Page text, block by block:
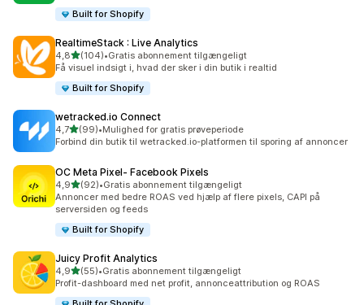
Built for Shopify
RealtimeStack : Live Analytics
4,8ud af 5 stjerner
(104)
104 anmeldelser i alt
•Gratis abonnement tilgængeligt
Få visuel indsigt i, hvad der sker i din butik i realtid
Built for Shopify
wetracked.io Connect
4,7ud af 5 stjerner
(99)
99 anmeldelser i alt
•Mulighed for gratis prøveperiode
Forbind din butik til wetracked.io-platformen til sporing af annoncer
OC Meta Pixel‑ Facebook Pixels
4,9ud af 5 stjerner
(92)
92 anmeldelser i alt
•Gratis abonnement tilgængeligt
Annoncer med bedre ROAS ved hjælp af flere pixels, CAPI på
serversiden og feeds
Built for Shopify
Juicy Profit Analytics
4,9ud af 5 stjerner
(55)
55 anmeldelser i alt
•Gratis abonnement tilgængeligt
Profit-dashboard med net profit, annonceattribution og ROAS